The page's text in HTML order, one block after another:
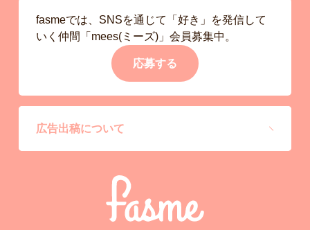
fasmeでは、SNSを通じて「好き」を発信して
いく仲間「mees(ミーズ)」会員募集中。
応募する
広告出稿について